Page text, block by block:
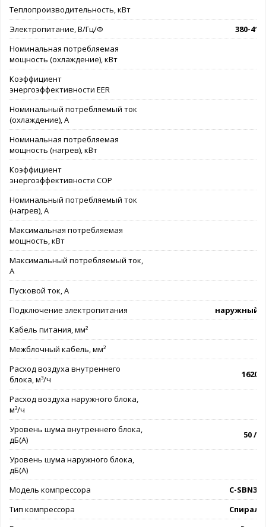
Теплопроизводительность, кВт
Электропитание, В/Гц/Ф
380-
Номинальная потребляемая
мощность (охлаждение), кВт
Коэффициент
энергоэффективности EER
Номинальный потребляемый ток
(охлаждение), А
Номинальная потребляемая
мощность (нагрев), кВт
Коэффициент
энергоэффективности COP
Номинальный потребляемый ток
(нагрев), А
Максимальная потребляемая
мощность, кВт
Максимальный потребляемый ток,
А
Пусковой ток, А
Подключение электропитания
наружный
Кабель питания, мм²
Межблочный кабель, мм²
Расход воздуха внутреннего
блока, м³/ч
1620 -
Расход воздуха наружного блока,
м³/ч
Уровень шума внутреннего блока,
дБ(А)
50 /
Уровень шума наружного блока,
дБ(А)
Модель компрессора
C-
Тип компрессора